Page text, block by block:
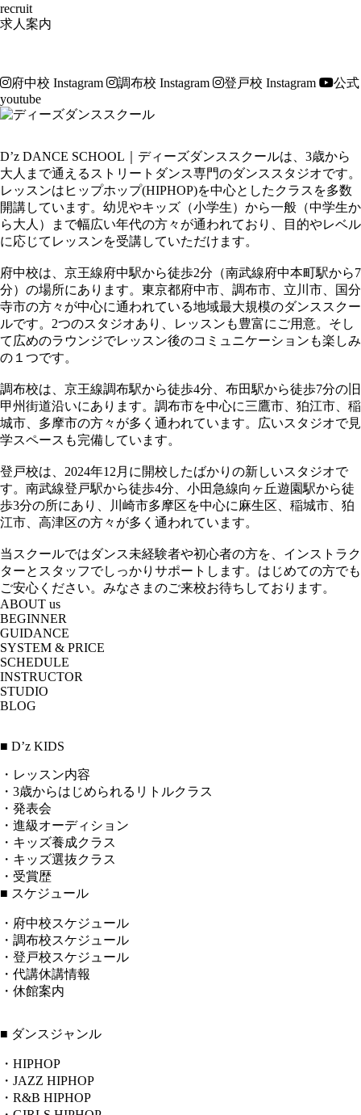
recruit
求人案内
府中校 Instagram 調布校 Instagram 登戸校 Instagram
公式
youtube
D’z DANCE SCHOOL｜ディーズダンススクールは、3歳から
大人まで通えるストリートダンス専門のダンススタジオです。
レッスンはヒップホップ(HIPHOP)を中心としたクラスを多数
開講しています。幼児やキッズ（小学生）から一般（中学生か
ら大人）まで幅広い年代の方々が通われており、目的やレベル
に応じてレッスンを受講していただけます。
府中校は、京王線府中駅から徒歩2分（南武線府中本町駅から7
分）の場所にあります。東京都府中市、調布市、立川市、国分
寺市の方々が中心に通われている地域最大規模のダンススクー
ルです。2つのスタジオあり、レッスンも豊富にご用意。そし
て広めのラウンジでレッスン後のコミュニケーションも楽しみ
の１つです。
調布校は、京王線調布駅から徒歩4分、布田駅から徒歩7分の旧
甲州街道沿いにあります。調布市を中心に三鷹市、狛江市、稲
城市、多摩市の方々が多く通われています。広いスタジオで見
学スペースも完備しています。
登戸校は、2024年12月に開校したばかりの新しいスタジオで
す。南武線登戸駅から徒歩4分、小田急線向ヶ丘遊園駅から徒
歩3分の所にあり、川崎市多摩区を中心に麻生区、稲城市、狛
江市、高津区の方々が多く通われています。
当スクールではダンス未経験者や初心者の方を、インストラク
ターとスタッフでしっかりサポートします。はじめての方でも
ご安心ください。みなさまのご来校お待ちしております。
ABOUT us
BEGINNER
GUIDANCE
SYSTEM & PRICE
SCHEDULE
INSTRUCTOR
STUDIO
BLOG
■ D’z KIDS
・レッスン内容
・3歳からはじめられるリトルクラス
・発表会
・進級オーディション
・キッズ養成クラス
・キッズ選抜クラス
・受賞歴
■ スケジュール
・府中校スケジュール
・調布校スケジュール
・登戸校スケジュール
・代講休講情報
・休館案内
■ ダンスジャンル
・HIPHOP
・JAZZ HIPHOP
・R&B HIPHOP